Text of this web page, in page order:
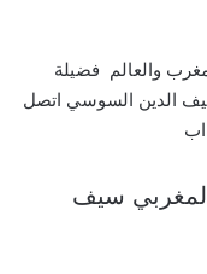
والعالم فضيلة
سيف الدين السوسي اتصل
المغربي سيف